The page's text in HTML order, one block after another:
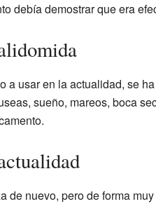
debía demostrar que era
a usar en la actualidad, se
sueño, mareos, boca
de nuevo, pero de forma